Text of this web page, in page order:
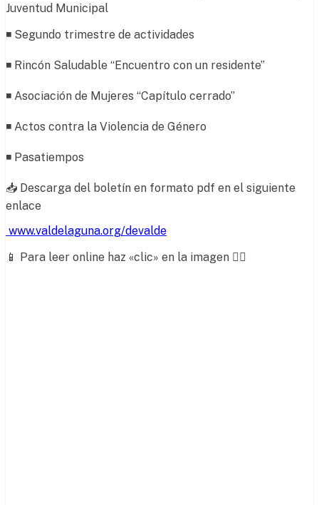
Juventud Municipal
◾ Segundo trimestre de actividades
◾ Rincón Saludable “Encuentro con un residente”
◾ Asociación de Mujeres “Capítulo cerrado”
◾ Actos contra la Violencia de Género
◾ Pasatiempos
📥 Descarga del boletín en formato pdf en el siguiente
enlace
www.valdelaguna.org/devalde
📱 Para leer online haz «clic» en la imagen 👇🏼